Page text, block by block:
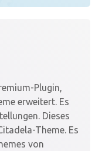
Plugin,
erweitert. Es
Dieses
Theme. Es
von